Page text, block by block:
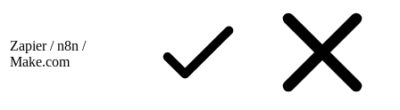
Zapier / n8n /
Make.com